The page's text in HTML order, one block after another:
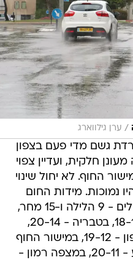
/ ערן גילווארג
גשם מדי פעם בצפון
חלקית, ועדיין צפוי
החוף. לא יחול שינוי
נמוכות. מידות החום
שימדדו הלילה ומחר: בירושלים - 9 הלילה ו-15 מחר,
בתל אביב 20-15, בחיפה 18-13, בטבריה - 20-14,
בקצרין - 15-10, בעמקי הצפון - 19-12, במישור החוף
הדרומי - 21-15, בבאר שבע - 20-11, במצפה רמון -